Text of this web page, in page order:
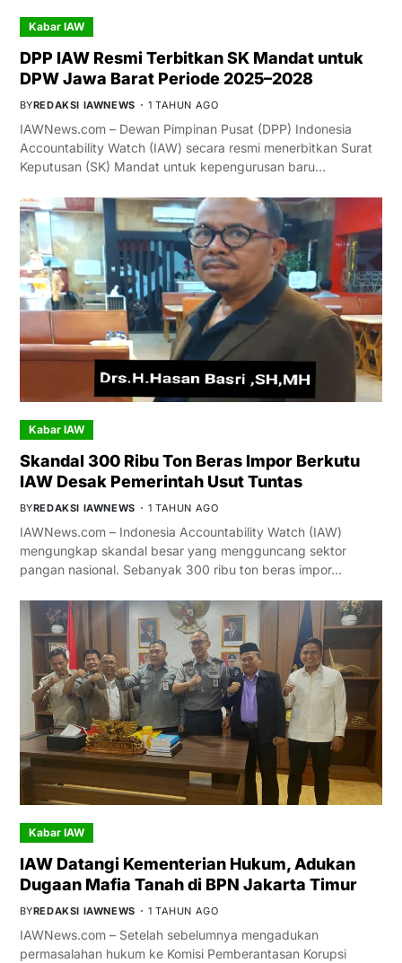
Kabar IAW
DPP IAW Resmi Terbitkan SK Mandat untuk
DPW Jawa Barat Periode 2025–2028
BYREDAKSI IAWNEWS 1 TAHUN AGO
IAWNews.com – Dewan Pimpinan Pusat (DPP) Indonesia
Accountability Watch (IAW) secara resmi menerbitkan Surat
Keputusan (SK) Mandat untuk kepengurusan baru…
Kabar IAW
Skandal 300 Ribu Ton Beras Impor Berkutu
IAW Desak Pemerintah Usut Tuntas
BYREDAKSI IAWNEWS 1 TAHUN AGO
IAWNews.com – Indonesia Accountability Watch (IAW)
mengungkap skandal besar yang mengguncang sektor
pangan nasional. Sebanyak 300 ribu ton beras impor…
Kabar IAW
IAW Datangi Kementerian Hukum, Adukan
Dugaan Mafia Tanah di BPN Jakarta Timur
BYREDAKSI IAWNEWS 1 TAHUN AGO
IAWNews.com – Setelah sebelumnya mengadukan
permasalahan hukum ke Komisi Pemberantasan Korupsi